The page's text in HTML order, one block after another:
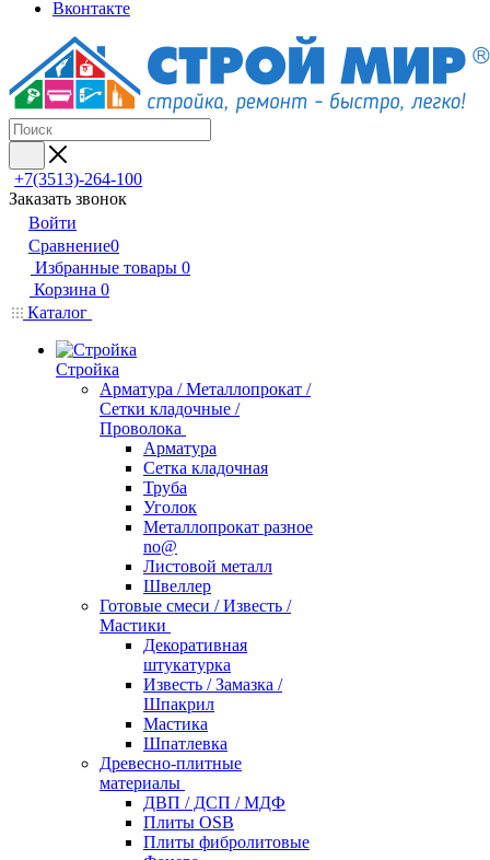
Вконтакте
+7(3513)-264-100
Заказать звонок
Войти
Сравнение0
Избранные товары 0
Корзина 0
Каталог
Стройка
Арматура / Металлопрокат /
Сетки кладочные /
Проволока
Арматура
Сетка кладочная
Труба
Уголок
Металлопрокат разное
no@
Листовой металл
Швеллер
Готовые смеси / Известь /
Мастики
Декоративная
штукатурка
Известь / Замазка /
Шпакрил
Мастика
Шпатлевка
Древесно-плитные
материалы
ДВП / ДСП / МДФ
Плиты OSB
Плиты фибролитовые